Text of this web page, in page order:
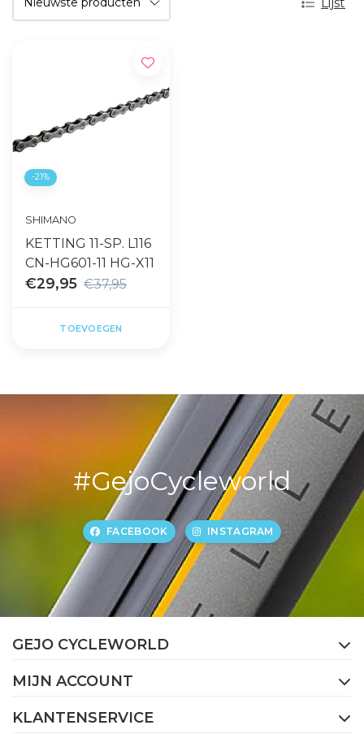
-21%
SHIMANO
KETTING 11-SP. L116
CN-HG601-11 HG-X11
€29,95 €37,95
TOEVOEGEN
#GejoCycleworld
FACEBOOK INSTAGRAM
GEJO CYCLEWORLD
MIJN ACCOUNT
KLANTENSERVICE